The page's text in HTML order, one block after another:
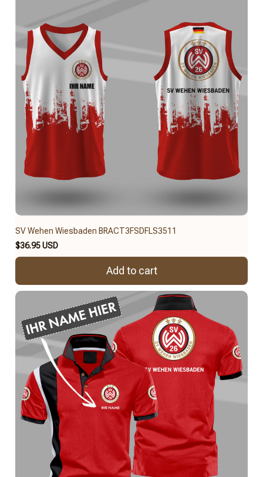
SV Wehen Wiesbaden BRACT3FSDFLS3511
$36.95 USD
Add to cart